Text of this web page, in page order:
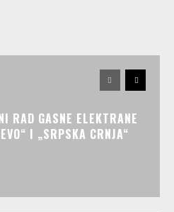
RAD GASNE ELEKTRANE
I „SRPSKA CRNJA“